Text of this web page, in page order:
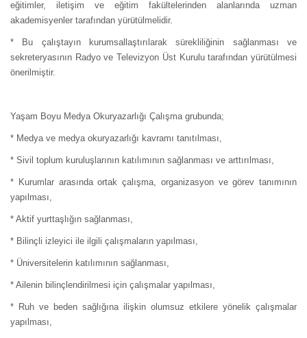
eğitimler, iletişim ve eğitim fakültelerinden alanlarında uzman
akademisyenler tarafından yürütülmelidir.
* Bu çalıştayın kurumsallaştırılarak sürekliliğinin sağlanması ve
sekreteryasının Radyo ve Televizyon Üst Kurulu tarafından yürütülmesi
önerilmiştir.
Yaşam Boyu Medya Okuryazarlığı Çalışma grubunda;
* Medya ve medya okuryazarlığı kavramı tanıtılması,
* Sivil toplum kuruluşlarının katılımının sağlanması ve arttırılması,
* Kurumlar arasında ortak çalışma, organizasyon ve görev tanımının
yapılması,
* Aktif yurttaşlığın sağlanması,
* Bilinçli izleyici ile ilgili çalışmaların yapılması,
* Üniversitelerin katılımının sağlanması,
* Ailenin bilinçlendirilmesi için çalışmalar yapılması,
* Ruh ve beden sağlığına ilişkin olumsuz etkilere yönelik çalışmalar
yapılması,